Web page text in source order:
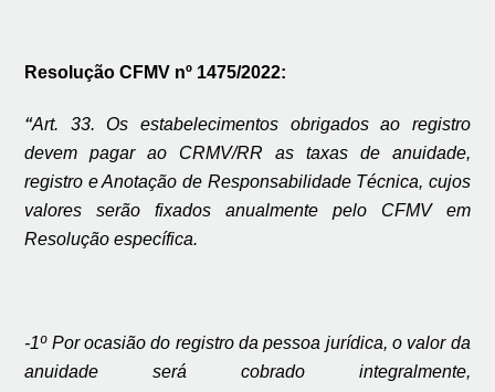
Resolução CFMV nº 1475/2022:
“Art. 33. Os estabelecimentos obrigados ao registro
devem pagar ao CRMV/RR as taxas de anuidade,
registro e Anotação de Responsabilidade Técnica, cujos
valores serão fixados anualmente pelo CFMV em
Resolução específica.
-1º Por ocasião do registro da pessoa jurídica, o valor da
anuidade será cobrado integralmente,